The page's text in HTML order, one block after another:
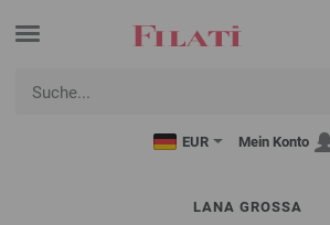
EUR Mein Konto
LANA GROSSA